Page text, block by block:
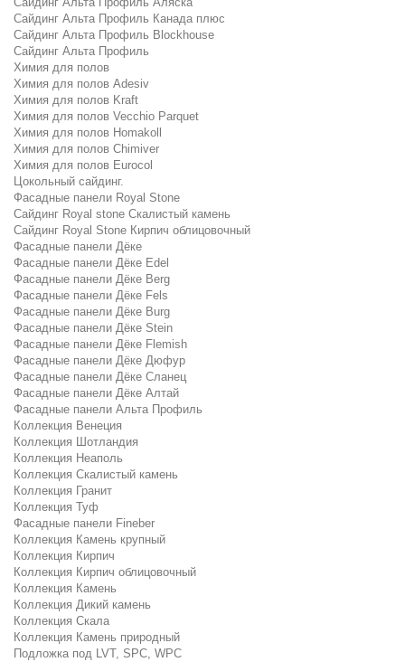
Сайдинг Альта Профиль Канада плюс
Сайдинг Альта Профиль Blockhouse
Сайдинг Альта Профиль
Химия для полов
Химия для полов Adesiv
Химия для полов Kraft
Химия для полов Vecchio Parquet
Химия для полов Homakoll
Химия для полов Chimiver
Химия для полов Eurocol
Цокольный сайдинг.
Фасадные панели Royal Stone
Сайдинг Royal stone Скалистый камень
Сайдинг Royal Stone Кирпич облицовочный
Фасадные панели Дёке
Фасадные панели Дёке Edel
Фасадные панели Дёке Berg
Фасадные панели Дёке Fels
Фасадные панели Дёке Burg
Фасадные панели Дёке Stein
Фасадные панели Дёке Flemish
Фасадные панели Дёке Дюфур
Фасадные панели Дёке Сланец
Фасадные панели Дёке Алтай
Фасадные панели Альта Профиль
Коллекция Венеция
Коллекция Шотландия
Коллекция Неаполь
Коллекция Скалистый камень
Коллекция Гранит
Коллекция Туф
Фасадные панели Fineber
Коллекция Камень крупный
Коллекция Кирпич
Коллекция Кирпич облицовочный
Коллекция Камень
Коллекция Дикий камень
Коллекция Скала
Коллекция Камень природный
Подложка под LVT, SPC, WPC